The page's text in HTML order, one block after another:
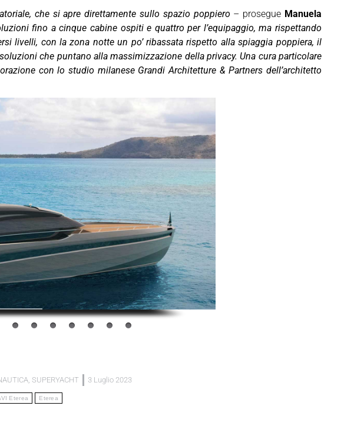
che si apre direttamente sullo spazio poppiero – prosegue Manuela
fino a cinque cabine ospiti e quattro per l’equipaggio, ma rispettando
livelli, con la zona notte un po’ ribassata rispetto alla spiaggia poppiera, il
che puntano alla massimizzazione della privacy. Una cura particolare
con lo studio milanese Grandi Architetture & Partners dell’architetto
, SUPERYACHT 3 Luglio 2023
Eterea Eterea